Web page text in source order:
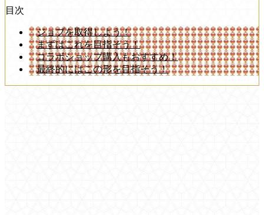
目次
ジョブを取得しよう！
まずはこれを目指そう！
コラボショップ購入もおすすめ！
最終的にはこの形を目指そう！